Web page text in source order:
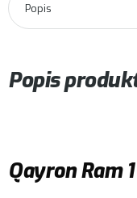
Popis
Qayron Ram 1